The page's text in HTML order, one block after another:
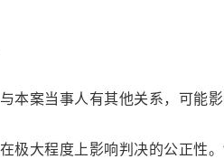
本案当事人有其他关系，可能
极大程度上影响判决的公正性。